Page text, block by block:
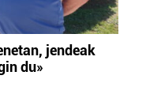
jendeak
du»